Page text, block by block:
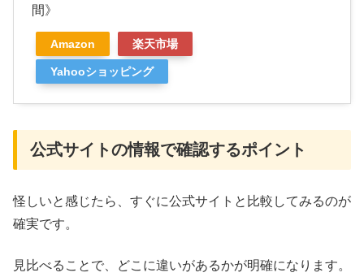
間》
Amazon 楽天市場
Yahooショッピング
公式サイトの情報で確認するポイント
怪しいと感じたら、すぐに公式サイトと比較してみるのが
確実です。
見比べることで、どこに違いがあるかが明確になります。